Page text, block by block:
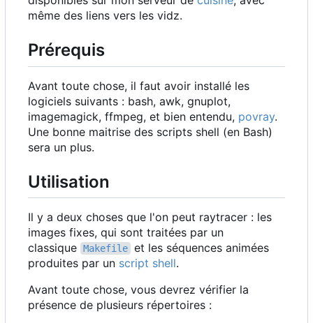
même des liens vers les vidz.
Prérequis
Avant toute chose, il faut avoir installé les
logiciels suivants : bash, awk, gnuplot,
imagemagick, ffmpeg, et bien entendu, povray.
Une bonne maitrise des scripts shell (en Bash)
sera un plus.
Utilisation
Il y a deux choses que l'on peut raytracer : les
images fixes, qui sont traitées par un
classique Makefile et les séquences animées
produites par un script shell.
Avant toute chose, vous devrez vérifier la
présence de plusieurs répertoires :